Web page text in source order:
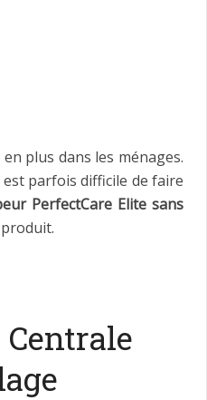
plus dans les ménages.
parfois difficile de faire
PerfectCare Elite sans